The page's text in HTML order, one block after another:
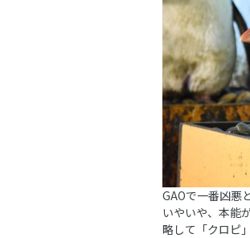
GAOで一番凶悪
いやいや、本能
略して「クロピ